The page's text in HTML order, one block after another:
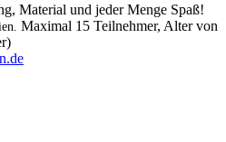
Material und jeder Menge Spaß!
Maximal 15 Teilnehmer, Alter von